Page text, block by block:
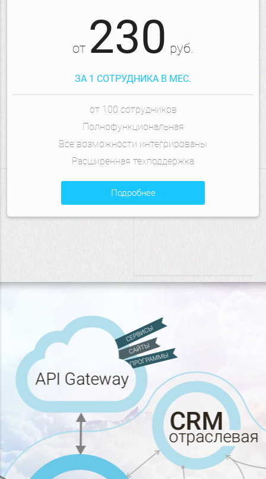
от 230 руб.
ЗА 1 СОТРУДНИКА В МЕС.
от 100 сотрудников
Полнофункциональная
Все возможности интегрированы
Расширенная техподдержка
подробнее